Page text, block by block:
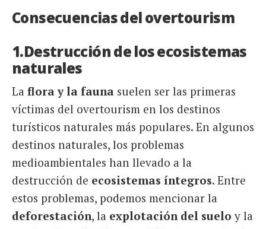
Consecuencias del overtourism
1.Destrucción de los ecosistemas
naturales
La flora y la fauna suelen ser las primeras
víctimas del overtourism en los destinos
turísticos naturales más populares. En algunos
destinos naturales, los problemas
medioambientales han llevado a la
destrucción de ecosistemas íntegros. Entre
estos problemas, podemos mencionar la
deforestación, la explotación del suelo y la